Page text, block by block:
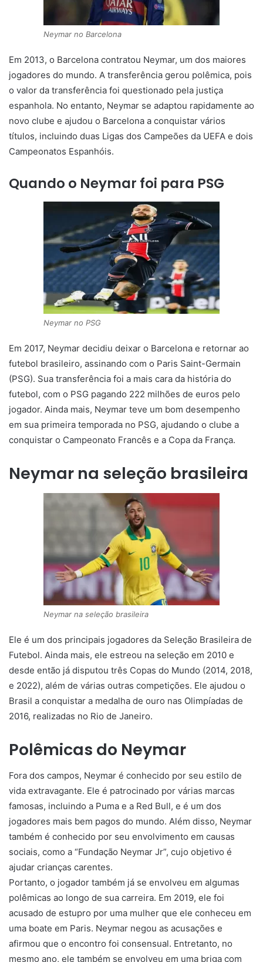
Neymar no Barcelona
Em 2013, o Barcelona contratou Neymar, um dos maiores
jogadores do mundo. A transferência gerou polêmica, pois
o valor da transferência foi questionado pela justiça
espanhola. No entanto, Neymar se adaptou rapidamente ao
novo clube e ajudou o Barcelona a conquistar vários
títulos, incluindo duas Ligas dos Campeões da UEFA e dois
Campeonatos Espanhóis.
Quando o Neymar foi para PSG
Neymar no PSG
Em 2017, Neymar decidiu deixar o Barcelona e retornar ao
futebol brasileiro, assinando com o Paris Saint-Germain
(PSG). Sua transferência foi a mais cara da história do
futebol, com o PSG pagando 222 milhões de euros pelo
jogador. Ainda mais, Neymar teve um bom desempenho
em sua primeira temporada no PSG, ajudando o clube a
conquistar o Campeonato Francês e a Copa da França.
Neymar na seleção brasileira
Neymar na seleção brasileira
Ele é um dos principais jogadores da Seleção Brasileira de
Futebol. Ainda mais, ele estreou na seleção em 2010 e
desde então já disputou três Copas do Mundo (2014, 2018,
e 2022), além de várias outras competições. Ele ajudou o
Brasil a conquistar a medalha de ouro nas Olimpíadas de
2016, realizadas no Rio de Janeiro.
Polêmicas do Neymar
Fora dos campos, Neymar é conhecido por seu estilo de
vida extravagante. Ele é patrocinado por várias marcas
famosas, incluindo a Puma e a Red Bull, e é um dos
jogadores mais bem pagos do mundo. Além disso, Neymar
também é conhecido por seu envolvimento em causas
sociais, como a “Fundação Neymar Jr”, cujo objetivo é
ajudar crianças carentes.
Portanto, o jogador também já se envolveu em algumas
polêmicas ao longo de sua carreira. Em 2019, ele foi
acusado de estupro por uma mulher que ele conheceu em
uma boate em Paris. Neymar negou as acusações e
afirmou que o encontro foi consensual. Entretanto, no
mesmo ano, ele também se envolveu em uma briga com